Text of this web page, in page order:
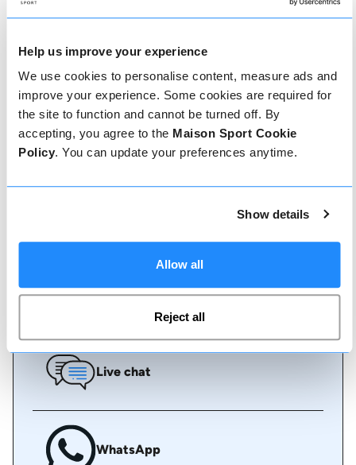
Help us improve your experience
We use cookies to personalise content, measure ads and
improve your experience. Some cookies are required for
the site to function and cannot be turned off. By
accepting, you agree to the Maison Sport Cookie
Policy. You can update your preferences anytime.
Show details
Allow all
Reject all
Comment réserver
Réserver avec nous ne pourrait pas être plus
simple, notre équipe amicale et experte est
toujours prête à vous aider - réservez
si vous avez besoin d'aide.
Appelez-nous
Live chat
WhatsApp